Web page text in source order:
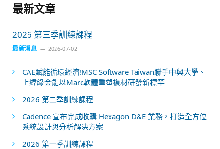
最新文章
2026 第三季訓練課程
最新消息 2026-07-02
CAE賦能循環經濟!MSC Software Taiwan聯手中興大學、
上緯綠金能以Marc軟體重塑複材研發新標竿
2026 第二季訓練課程
Cadence 宣布完成收購 Hexagon D&E 業務，打造全方位
系統設計與分析解決方案
2026 第一季訓練課程